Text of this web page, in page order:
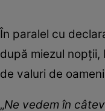
În paralel cu
după miezul
de valuri de
„Ne vedem în